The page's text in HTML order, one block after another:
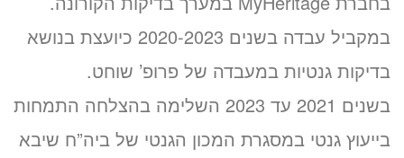
במקביל עבדה בשנים 2020-2023 כיועצת בנושא
בדיקות גנטיות במעבדה של פרופ’ שוחט.
בשנים 2021 עד 2023 השלימה בהצלחה התמחות
בייעוץ גנטי במסגרת המכון הגנטי של ביה”ח שיבא